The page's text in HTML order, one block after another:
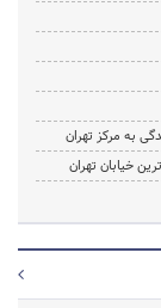
به مرکز تهران